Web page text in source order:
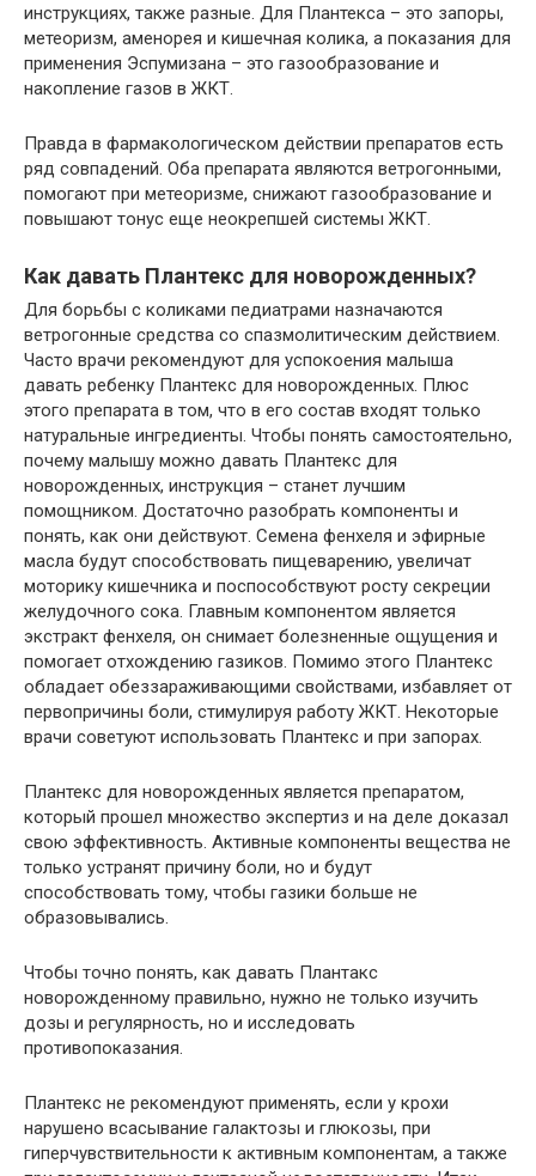
инструкциях, также разные. Для Плантекса – это запоры,
метеоризм, аменорея и кишечная колика, а показания для
применения Эспумизана – это газообразование и
накопление газов в ЖКТ.
Правда в фармакологическом действии препаратов есть
ряд совпадений. Оба препарата являются ветрогонными,
помогают при метеоризме, снижают газообразование и
повышают тонус еще неокрепшей системы ЖКТ.
Как давать Плантекс для новорожденных?
Для борьбы с коликами педиатрами назначаются
ветрогонные средства со спазмолитическим действием.
Часто врачи рекомендуют для успокоения малыша
давать ребенку Плантекс для новорожденных. Плюс
этого препарата в том, что в его состав входят только
натуральные ингредиенты. Чтобы понять самостоятельно,
почему малышу можно давать Плантекс для
новорожденных, инструкция – станет лучшим
помощником. Достаточно разобрать компоненты и
понять, как они действуют. Семена фенхеля и эфирные
масла будут способствовать пищеварению, увеличат
моторику кишечника и поспособствуют росту секреции
желудочного сока. Главным компонентом является
экстракт фенхеля, он снимает болезненные ощущения и
помогает отхождению газиков. Помимо этого Плантекс
обладает обеззараживающими свойствами, избавляет от
первопричины боли, стимулируя работу ЖКТ. Некоторые
врачи советуют использовать Плантекс и при запорах.
Плантекс для новорожденных является препаратом,
который прошел множество экспертиз и на деле доказал
свою эффективность. Активные компоненты вещества не
только устранят причину боли, но и будут
способствовать тому, чтобы газики больше не
образовывались.
Чтобы точно понять, как давать Плантакс
новорожденному правильно, нужно не только изучить
дозы и регулярность, но и исследовать
противопоказания.
Плантекс не рекомендуют применять, если у крохи
нарушено всасывание галактозы и глюкозы, при
гиперчувствительности к активным компонентам, а также